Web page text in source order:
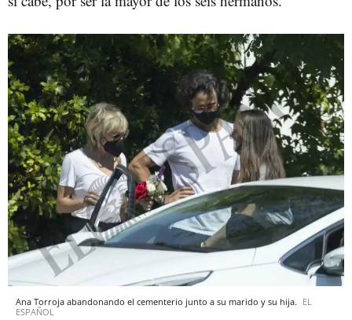
Ana Torroja abandonando el cementerio junto a su marido y su hija. EL
ESPAÑOL